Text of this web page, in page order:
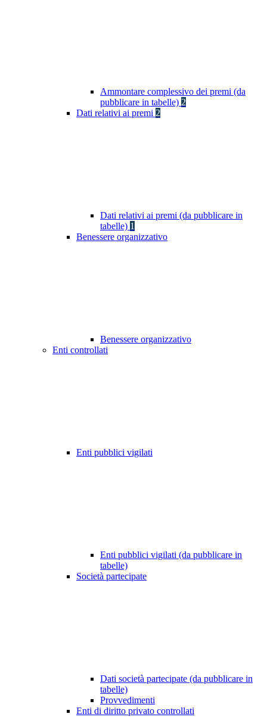
Ammontare complessivo dei premi (da
pubblicare in tabelle) 2
Dati relativi ai premi 2
Dati relativi ai premi (da pubblicare in
tabelle) 1
Benessere organizzativo
Benessere organizzativo
Enti controllati
Enti pubblici vigilati
Enti pubblici vigilati (da pubblicare in
tabelle)
Società partecipate
Dati società partecipate (da pubblicare in
tabelle)
Provvedimenti
Enti di diritto privato controllati